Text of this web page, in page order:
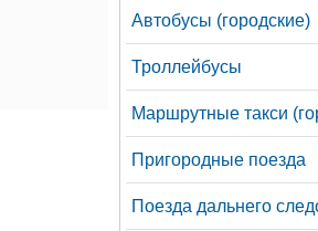
Автобусы (городские)
Троллейбусы
Маршрутные такси
Пригородные поезда
Поезда дальнего